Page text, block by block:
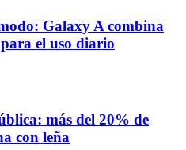
Galaxy A combina
el uso diario
más del 20% de
con leña